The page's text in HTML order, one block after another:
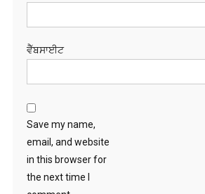
ਵੈੱਬਸਾਈਟ
Save my name,
email, and website
in this browser for
the next time I